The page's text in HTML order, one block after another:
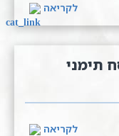
לקריאה
תימני
לקריאה